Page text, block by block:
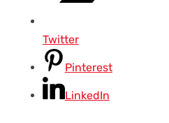
Twitter
Pinterest
LinkedIn